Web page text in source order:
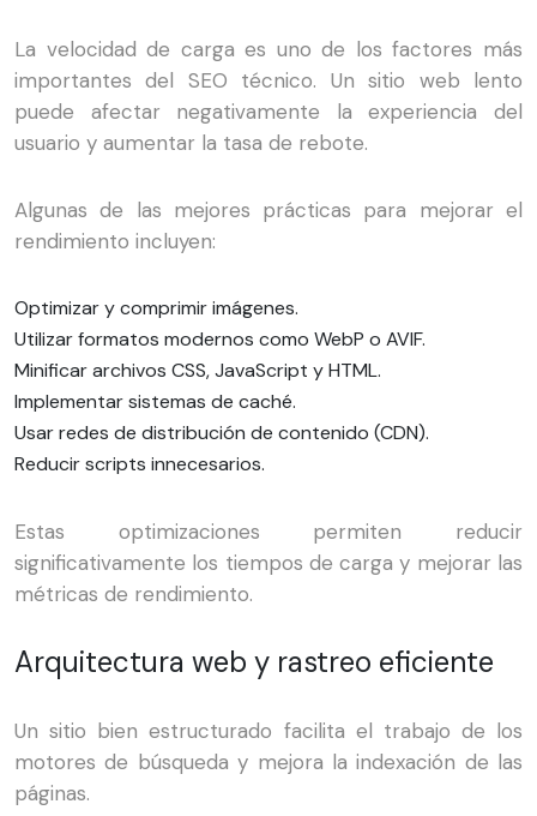
La velocidad de carga es uno de los factores más
importantes del SEO técnico. Un sitio web lento
puede afectar negativamente la experiencia del
usuario y aumentar la tasa de rebote.
Algunas de las mejores prácticas para mejorar el
rendimiento incluyen:
Optimizar y comprimir imágenes.
Utilizar formatos modernos como WebP o AVIF.
Minificar archivos CSS, JavaScript y HTML.
Implementar sistemas de caché.
Usar redes de distribución de contenido (CDN).
Reducir scripts innecesarios.
Estas optimizaciones permiten reducir
significativamente los tiempos de carga y mejorar las
métricas de rendimiento.
Arquitectura web y rastreo eficiente
Un sitio bien estructurado facilita el trabajo de los
motores de búsqueda y mejora la indexación de las
páginas.